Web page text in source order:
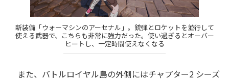
新装備「ウォーマシンのアーセナル」。銃弾とロケットを並行して
使える武器で、こちらも非常に強力だった。使い過ぎるとオーバー
ヒートし、一定時間使えなくなる
また、バトルロイヤル島の外側にはチャプター2 シーズ